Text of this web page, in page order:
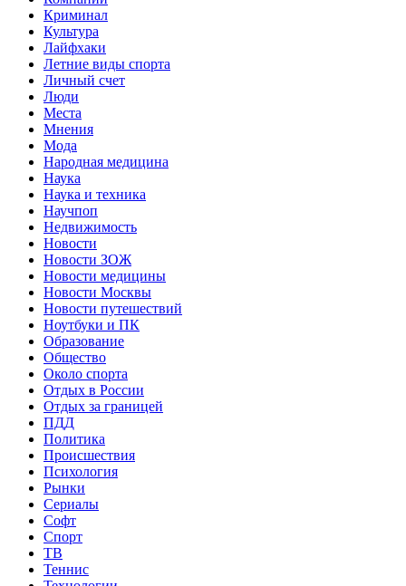
Криминал
Культура
Лайфхаки
Летние виды спорта
Личный счет
Люди
Места
Мнения
Мода
Народная медицина
Наука
Наука и техника
Научпоп
Недвижимость
Новости
Новости ЗОЖ
Новости медицины
Новости Москвы
Новости путешествий
Ноутбуки и ПК
Образование
Общество
Около спорта
Отдых в России
Отдых за границей
ПДД
Политика
Происшествия
Психология
Рынки
Сериалы
Софт
Спорт
ТВ
Теннис